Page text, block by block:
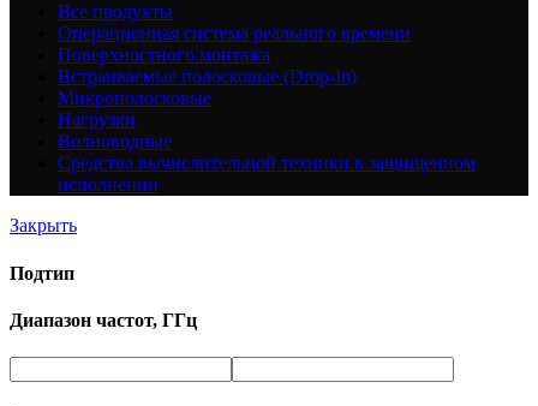
Все продукты
Операционная система реального времени
Поверхностного монтажа
Встраиваемые полосковые (Drop-In)
Микрополосковые
Нагрузки
Волноводные
Средства вычислительной техники в защищенном
исполнении
Закрыть
Подтип
Диапазон частот, ГГц